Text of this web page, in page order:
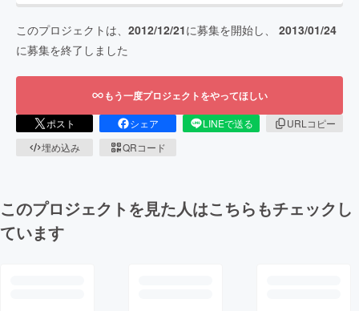
このプロジェクトは、 2012/12/21に募集を開始し、 2013/01/24
に募集を終了しました
もう一度プロジェクトをやってほしい
ポスト シェア LINEで送る
URLコピー
埋め込み
QRコード
このプロジェクトを見た人はこちらもチェックし
ています